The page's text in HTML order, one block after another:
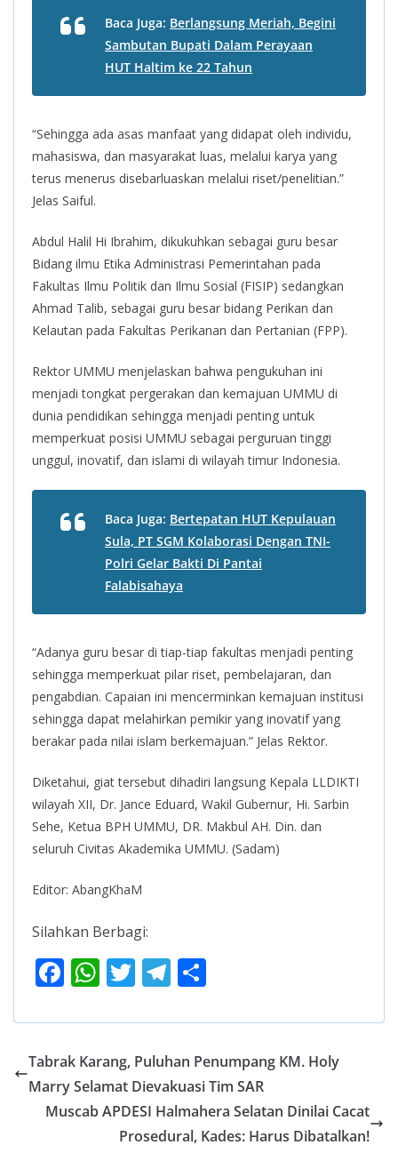
Baca Juga: Berlangsung Meriah, Begini
Sambutan Bupati Dalam Perayaan
HUT Haltim ke 22 Tahun
“Sehingga ada asas manfaat yang didapat oleh individu,
mahasiswa, dan masyarakat luas, melalui karya yang
terus menerus disebarluaskan melalui riset/penelitian.”
Jelas Saiful.
Abdul Halil Hi Ibrahim, dikukuhkan sebagai guru besar
Bidang ilmu Etika Administrasi Pemerintahan pada
Fakultas Ilmu Politik dan Ilmu Sosial (FISIP) sedangkan
Ahmad Talib, sebagai guru besar bidang Perikan dan
Kelautan pada Fakultas Perikanan dan Pertanian (FPP).
Rektor UMMU menjelaskan bahwa pengukuhan ini
menjadi tongkat pergerakan dan kemajuan UMMU di
dunia pendidikan sehingga menjadi penting untuk
memperkuat posisi UMMU sebagai perguruan tinggi
unggul, inovatif, dan islami di wilayah timur Indonesia.
Baca Juga: Bertepatan HUT Kepulauan
Sula, PT SGM Kolaborasi Dengan TNI-
Polri Gelar Bakti Di Pantai
Falabisahaya
“Adanya guru besar di tiap-tiap fakultas menjadi penting
sehingga memperkuat pilar riset, pembelajaran, dan
pengabdian. Capaian ini mencerminkan kemajuan institusi
sehingga dapat melahirkan pemikir yang inovatif yang
berakar pada nilai islam berkemajuan.” Jelas Rektor.
Diketahui, giat tersebut dihadiri langsung Kepala LLDIKTI
wilayah XII, Dr. Jance Eduard, Wakil Gubernur, Hi. Sarbin
Sehe, Ketua BPH UMMU, DR. Makbul AH. Din. dan
seluruh Civitas Akademika UMMU. (Sadam)
Editor: AbangKhaM
Silahkan Berbagi:
F
e
b
o
o
W
at
s
A
p
T
itt
er
T
e
gr
a
m
ar
e
Tabrak Karang, Puluhan Penumpang KM. Holy
Marry Selamat Dievakuasi Tim SAR
Muscab APDESI Halmahera Selatan Dinilai Cacat
Prosedural, Kades: Harus Dibatalkan!